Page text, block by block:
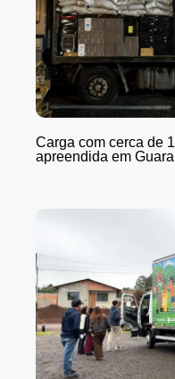
Carga com cerca de
apreendida em